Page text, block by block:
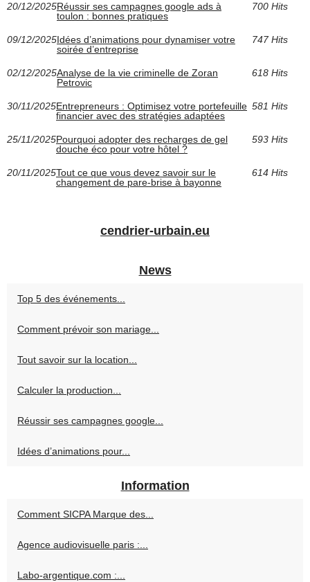
20/12/2025Réussir ses campagnes google ads à
toulon : bonnes pratiques
700 Hits
09/12/2025Idées d’animations pour dynamiser votre
soirée d’entreprise
747 Hits
02/12/2025Analyse de la vie criminelle de Zoran
Petrovic
618 Hits
30/11/2025Entrepreneurs : Optimisez votre portefeuille
financier avec des stratégies adaptées
581 Hits
25/11/2025Pourquoi adopter des recharges de gel
douche éco pour votre hôtel ?
593 Hits
20/11/2025Tout ce que vous devez savoir sur le
changement de pare-brise à bayonne
614 Hits
cendrier-urbain.eu
News
Top 5 des événements...
Comment prévoir son mariage...
Tout savoir sur la location...
Calculer la production...
Réussir ses campagnes google...
Idées d’animations pour...
Information
Comment SICPA Marque des...
Agence audiovisuelle paris :...
Labo-argentique.com :...